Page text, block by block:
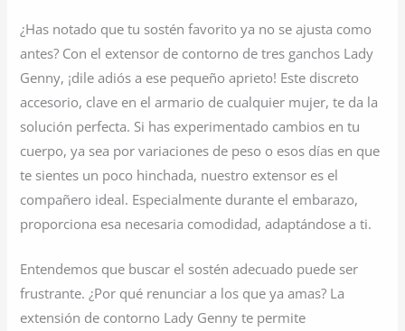
¿Has notado que tu sostén favorito ya no se ajusta como
antes? Con el extensor de contorno de tres ganchos Lady
Genny, ¡dile adiós a ese pequeño aprieto! Este discreto
accesorio, clave en el armario de cualquier mujer, te da la
solución perfecta. Si has experimentado cambios en tu
cuerpo, ya sea por variaciones de peso o esos días en que
te sientes un poco hinchada, nuestro extensor es el
compañero ideal. Especialmente durante el embarazo,
proporciona esa necesaria comodidad, adaptándose a ti.
Entendemos que buscar el sostén adecuado puede ser
frustrante. ¿Por qué renunciar a los que ya amas? La
extensión de contorno Lady Genny te permite